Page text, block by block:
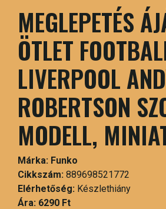
MEGLEPETÉS
ÖTLET
LIVERPOOL
ROBERTSON
MODELL,
Márka: Funko
Cikkszám: 889698521772
Elérhetőség: Készlethiány
Ára: 6290 Ft